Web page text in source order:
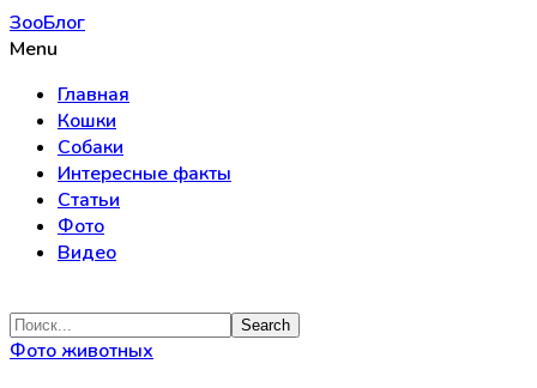
ЗооБлог
Menu
Главная
Кошки
Собаки
Интересные факты
Статьи
Фото
Видео
Фото животных